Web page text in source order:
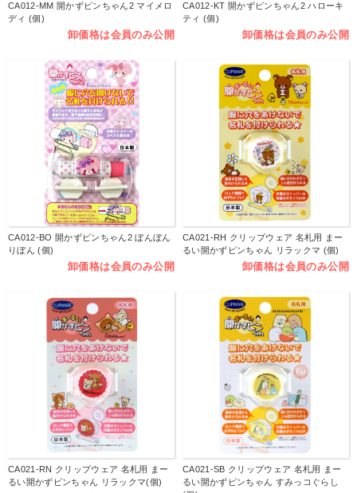
CA012-MM 開かずピンちゃん2 マイメロ
ディ (個)
卸価格は会員のみ公開
CA012-KT 開かずピンちゃん2 ハローキ
ティ (個)
卸価格は会員のみ公開
CA012-BO 開かずピンちゃん2 ぼんぼん
りぼん (個)
卸価格は会員のみ公開
CA021-RH クリップウェア 名札用 まー
るい開かずピンちゃん リラックマ (個)
卸価格は会員のみ公開
CA021-RN クリップウェア 名札用 まー
るい開かずピンちゃん リラックマ(個)
CA021-SB クリップウェア 名札用 まー
るい開かずピンちゃん すみっコぐらし